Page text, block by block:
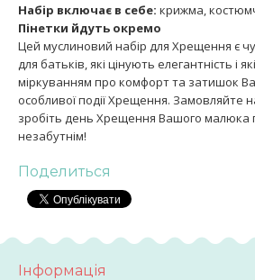
Набір включає в себе: крижма,
Пінетки йдуть окремо
Цей муслиновий набір для Хрещення є
для батьків, які цінують елегантність і
міркуванням про комфорт та затишок
особливої події Хрещення. Замовляйте
зробіть день Хрещення Вашого малюка
незабутнім!
Поделиться
Інформація